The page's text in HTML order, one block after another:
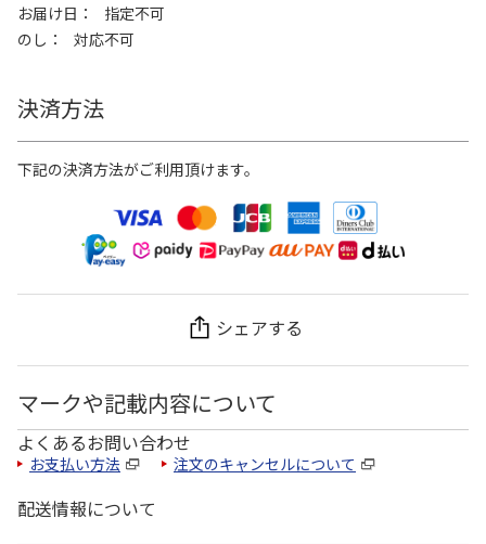
お届け日
指定不可
のし
対応不可
決済方法
下記の決済方法がご利用頂けます。
シェアする
マークや記載内容について
よくあるお問い合わせ
お支払い方法 注文のキャンセルについて
配送情報について